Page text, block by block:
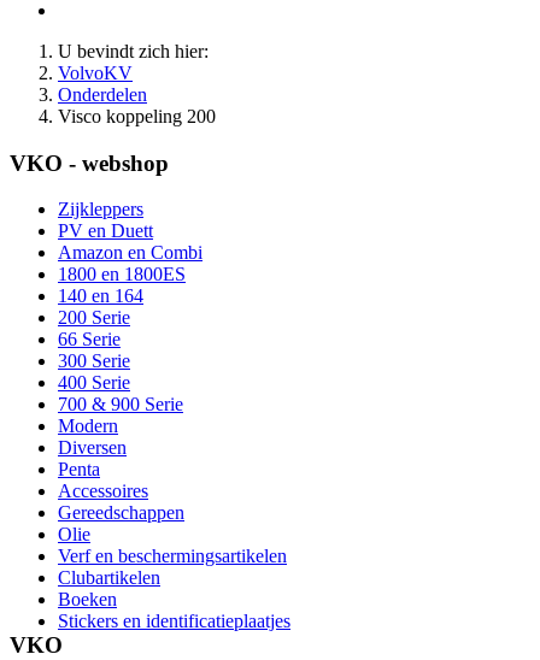
U bevindt zich hier:
VolvoKV
Onderdelen
Visco koppeling 200
VKO - webshop
Zijkleppers
PV en Duett
Amazon en Combi
1800 en 1800ES
140 en 164
200 Serie
66 Serie
300 Serie
400 Serie
700 & 900 Serie
Modern
Diversen
Penta
Accessoires
Gereedschappen
Olie
Verf en beschermingsartikelen
Clubartikelen
Boeken
Stickers en identificatieplaatjes
VKO